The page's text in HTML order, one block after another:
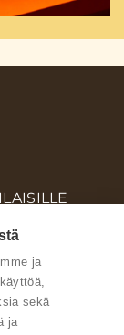
ja
sekä
ja